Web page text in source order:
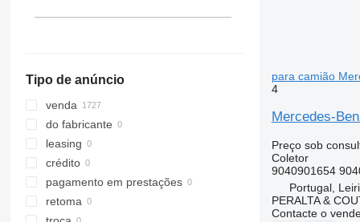
Tipo de anúncio
venda
do fabricante
leasing
crédito
pagamento em prestações
retoma
para camião
4
Mercedes-
Preço sob
Coletor
9040901654
Portugal,
PERALTA &
Contacte o